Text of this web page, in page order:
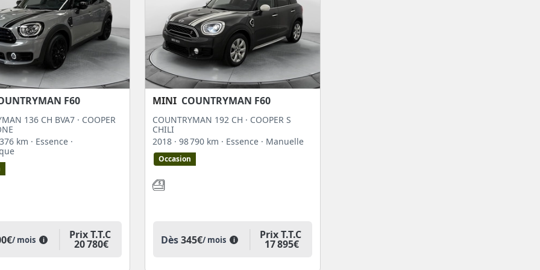
F60
136 CH BVA7 · COOPER
km · Essence ·
/ mois i Prix T.T.C
20 780€
MINI COUNTRYMAN F60
COUNTRYMAN 192 CH · COOPER S
CHILI
2018 · 98 790 km · Essence · Manuelle
Occasion
Dès345€/ mois i Prix T.T.C
17 895€